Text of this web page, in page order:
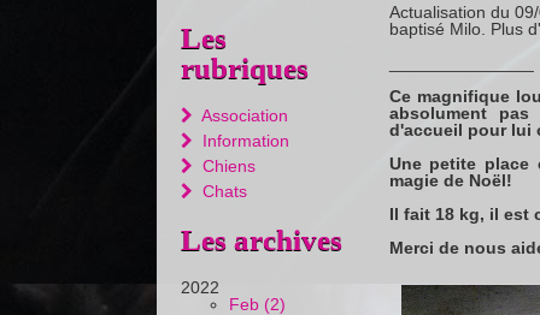
Les
rubriques
Association
Information
Chiens
Chats
Les archives
2022
Feb (2)
Actualisation du
baptisé Milo. Plus
Ce magnifique
absolument
d'accueil pour lui
Une petite
magie de Noël!
Il fait 18 kg, il est
Merci de nous